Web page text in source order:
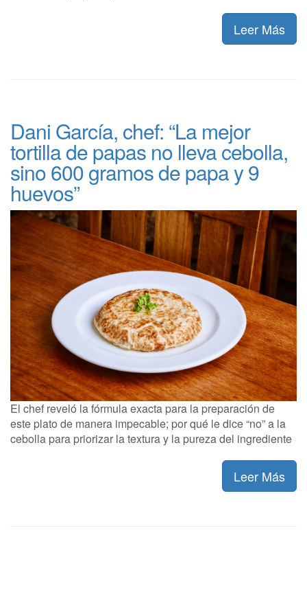
Leer Más
Dani García, chef: “La mejor
tortilla de papas no lleva cebolla,
sino 600 gramos de papa y 9
huevos”
El chef reveló la fórmula exacta para la preparación de
este plato de manera impecable; por qué le dice “no” a la
cebolla para priorizar la textura y la pureza del ingrediente
Leer Más